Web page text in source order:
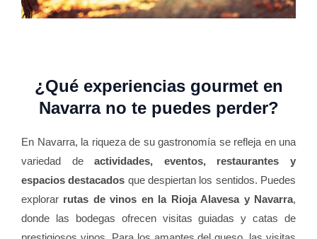
¿Qué experiencias gourmet en
Navarra no te puedes perder?
En Navarra, la riqueza de su gastronomía se refleja en una
variedad deactividades, eventos, restaurantes y
espacios destacados que despiertan los sentidos. Puedes
explorar rutas de vinos en la Rioja Alavesa y Navarra,
donde las bodegas ofrecen visitas guiadas y catas de